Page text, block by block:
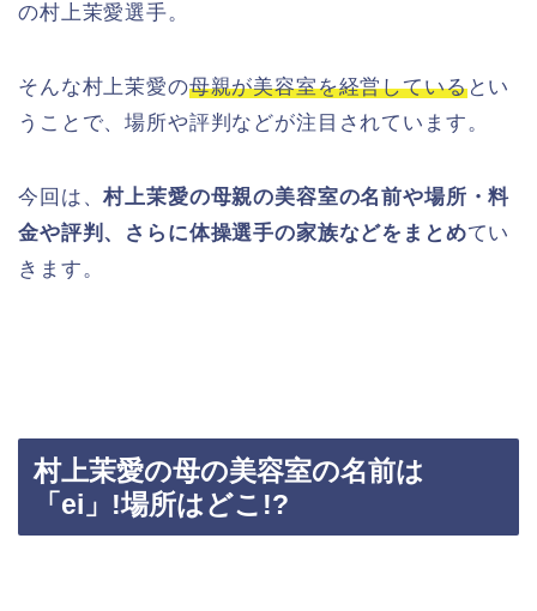
の村上茉愛選手。
そんな村上茉愛の母親が美容室を経営しているとい
うことで、場所や評判などが注目されています。
今回は、村上茉愛の母親の美容室の名前や場所・料
金や評判、さらに体操選手の家族などをまとめてい
きます。
村上茉愛の母の美容室の名前は
「ei」!場所はどこ!?